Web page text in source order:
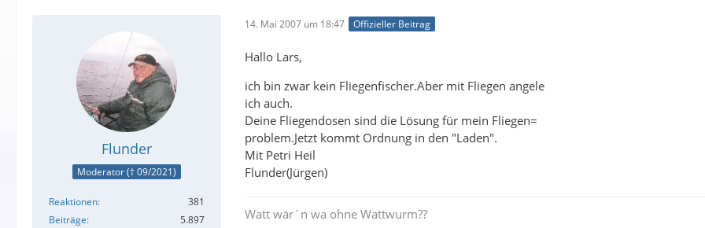
Flunder
Moderator († 09/2021)
Reaktionen
381
Beiträge
5.897
14. Mai 2007 um 18:47 Offizieller Beitrag
Hallo Lars,
ich bin zwar kein Fliegenfischer.Aber mit Fliegen angele
ich auch.
Deine Fliegendosen sind die Lösung für mein Fliegen=
problem.Jetzt kommt Ordnung in den "Laden".
Mit Petri Heil
Flunder(Jürgen)
Watt wär`n wa ohne Wattwurm??